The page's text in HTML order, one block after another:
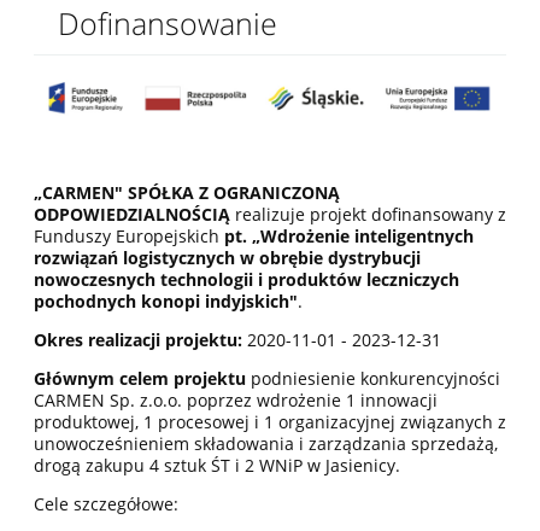
Dofinansowanie
„CARMEN" SPÓŁKA Z OGRANICZONĄ
ODPOWIEDZIALNOŚCIĄ realizuje projekt dofinansowany z
Funduszy Europejskich pt. „Wdrożenie inteligentnych
rozwiązań logistycznych w obrębie dystrybucji
nowoczesnych technologii i produktów leczniczych
pochodnych konopi indyjskich".
Okres realizacji projektu: 2020-11-01 - 2023-12-31
Głównym celem projektu podniesienie konkurencyjności
CARMEN Sp. z.o.o. poprzez wdrożenie 1 innowacji
produktowej, 1 procesowej i 1 organizacyjnej związanych z
unowocześnieniem składowania i zarządzania sprzedażą,
drogą zakupu 4 sztuk ŚT i 2 WNiP w Jasienicy.
Cele szczegółowe: